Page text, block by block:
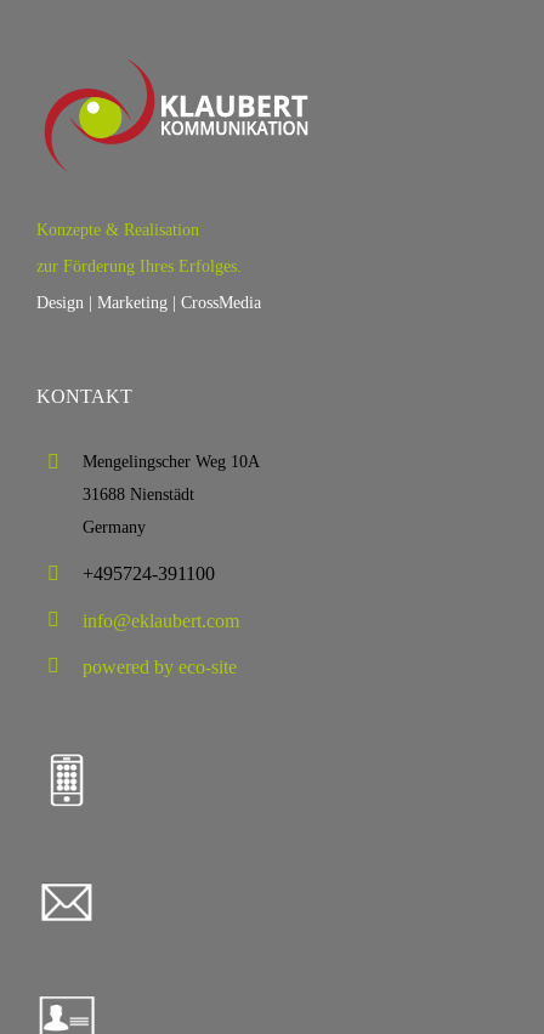
Konzepte & Realisation
zur Förderung Ihres Erfolges.
Design | Marketing | CrossMedia
KONTAKT
Mengelingscher Weg 10A
31688 Nienstädt
Germany
+495724-391100
info@eklaubert.com
powered by eco-site